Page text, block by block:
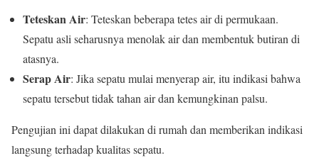
Teteskan Air: Teteskan beberapa tetes air di permukaan.
Sepatu asli seharusnya menolak air dan membentuk butiran di
atasnya.
Serap Air: Jika sepatu mulai menyerap air, itu indikasi bahwa
sepatu tersebut tidak tahan air dan kemungkinan palsu.
Pengujian ini dapat dilakukan di rumah dan memberikan indikasi
langsung terhadap kualitas sepatu.